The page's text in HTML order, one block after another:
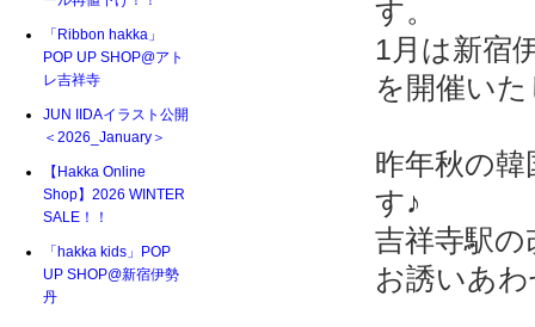
「Ribbon hakka」
POP UP SHOP@アト
レ吉祥寺
JUN IIDAイラスト公開
＜2026_January＞
【Hakka Online
Shop】2026 WINTER
SALE！！
「hakka kids」POP
UP SHOP@新宿伊勢
丹
す。
1月は新宿
を開催い
昨年秋の
す♪
吉祥寺駅
お誘いあ